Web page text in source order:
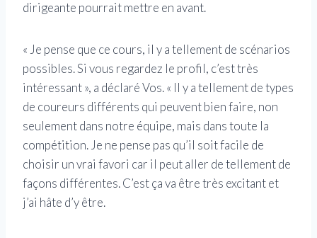
dirigeante pourrait mettre en avant.
« Je pense que ce cours, il y a tellement de scénarios
possibles. Si vous regardez le profil, c’est très
intéressant », a déclaré Vos. « Il y a tellement de types
de coureurs différents qui peuvent bien faire, non
seulement dans notre équipe, mais dans toute la
compétition. Je ne pense pas qu’il soit facile de
choisir un vrai favori car il peut aller de tellement de
façons différentes. C’est ça va être très excitant et
j’ai hâte d’y être.